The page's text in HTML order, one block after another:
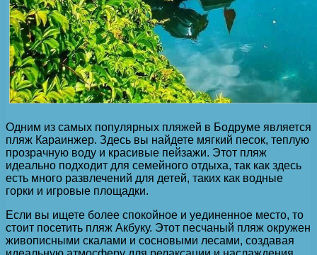
Одним из самых популярных пляжей в Бодруме является
пляж Караинжер. Здесь вы найдете мягкий песок, теплую
прозрачную воду и красивые пейзажи. Этот пляж
идеально подходит для семейного отдыха, так как здесь
есть много развлечений для детей, таких как водные
горки и игровые площадки.
Если вы ищете более спокойное и уединенное место, то
стоит посетить пляж Акбуку. Этот песчаный пляж окружен
живописными скалами и сосновыми лесами, создавая